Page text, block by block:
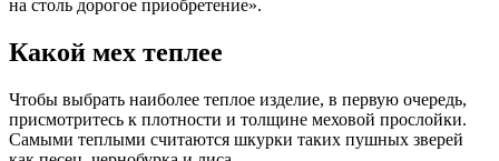
на столь дорогое приобретение».
Какой мех теплее
Чтобы выбрать наиболее теплое изделие, в первую очередь,
присмотритесь к плотности и толщине меховой прослойки.
Самыми теплыми считаются шкурки таких пушных зверей